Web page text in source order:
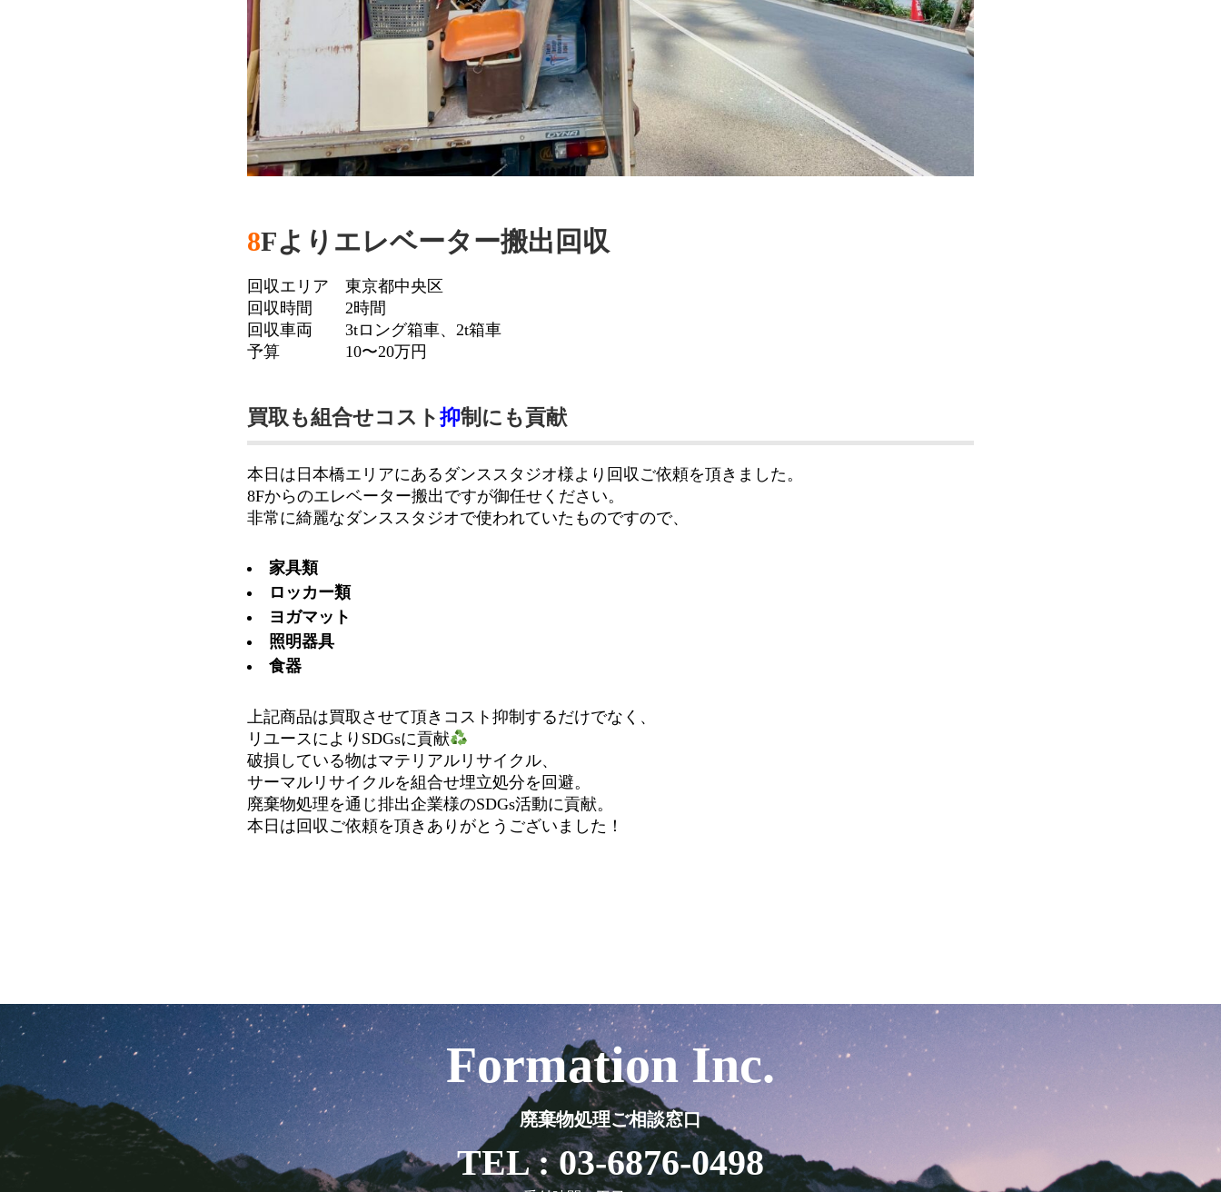
8Fよりエレベーター搬出回収
回収エリア 東京都中央区
回収時間 2時間
回収車両 3tロング箱車、2t箱車
予算 10〜20万円
買取も組合せコスト 抑制にも貢献
本日は日本橋エリアにあるダンススタジオ様より回収ご依頼を頂きました。
8Fからのエレベーター搬出ですが御任せください。
非常に綺麗なダンススタジオで使われていたものですので、
家具類
ロッカー類
ヨガマット
照明器具
食器
上記商品は買取させて頂きコスト抑制するだけでなく、
リユースによりSDGsに貢献
破損している物はマテリアルリサイクル、
サーマルリサイクルを組合せ埋立処分を回避。
廃棄物処理を通じ排出企業様のSDGs活動に貢献。
本日は回収ご依頼を頂きありがとうございました！
Formation Inc.
廃棄物処理ご相談窓口
TEL : 03-6876-0498